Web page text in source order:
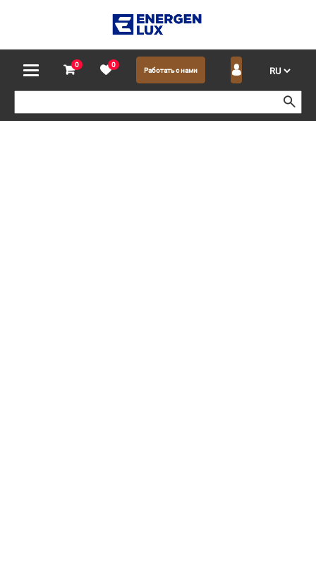
0 0
Работать с нами